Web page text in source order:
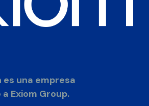
es una empresa
Exiom Group.